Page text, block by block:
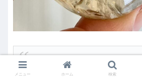
「ファントム」とは、水晶が成
に成長を停止した後、再び成
メニュー ホーム 検索